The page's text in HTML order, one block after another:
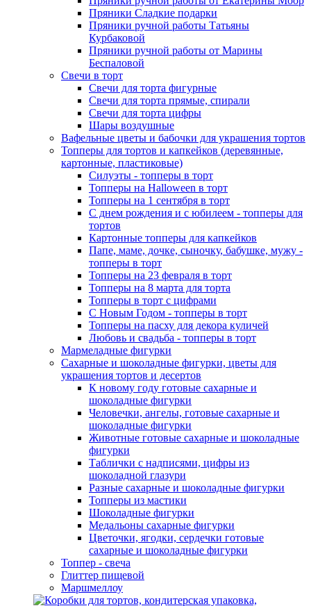
Пряники Сладкие подарки
Пряники ручной работы Татьяны
Курбаковой
Пряники ручной работы от Марины
Беспаловой
Свечи в торт
Свечи для торта фигурные
Свечи для торта прямые, спирали
Свечи для торта цифры
Шары воздушные
Вафельные цветы и бабочки для украшения тортов
Топперы для тортов и капкейков (деревянные,
картонные, пластиковые)
Силуэты - топперы в торт
Топперы на Halloween в торт
Топперы на 1 сентября в торт
С днем рождения и с юбилеем - топперы для
тортов
Картонные топперы для капкейков
Папе, маме, дочке, сыночку, бабушке, мужу -
топперы в торт
Топперы на 23 февраля в торт
Топперы на 8 марта для торта
Топперы в торт с цифрами
С Новым Годом - топперы в торт
Топперы на пасху для декора куличей
Любовь и свадьба - топперы в торт
Мармеладные фигурки
Сахарные и шоколадные фигурки, цветы для
украшения тортов и десертов
К новому году готовые сахарные и
шоколадные фигурки
Человечки, ангелы, готовые сахарные и
шоколадные фигурки
Животные готовые сахарные и шоколадные
фигурки
Таблички с надписями, цифры из
шоколадной глазури
Разные сахарные и шоколадные фигурки
Топперы из мастики
Шоколадные фигурки
Медальоны сахарные фигурки
Цветочки, ягодки, сердечки готовые
сахарные и шоколадные фигурки
Топпер - свеча
Глиттер пищевой
Маршмеллоу